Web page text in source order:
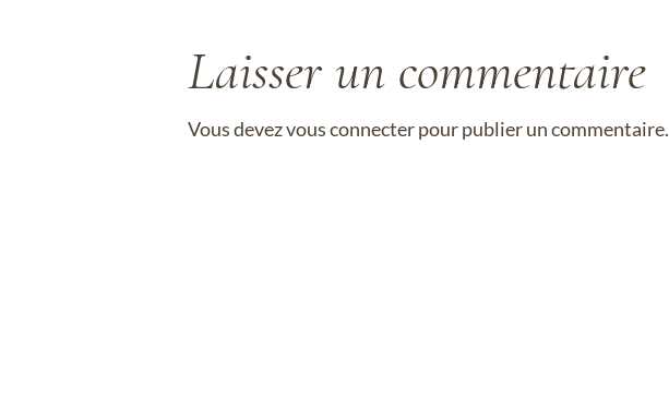
Laisser un commentaire
Vous devezvous connecterpour publier un commentaire.